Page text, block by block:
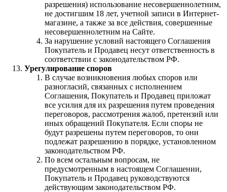
разрешения) использование несовершеннолетним,
не достигшим 18 лет, учетной записи в Интернет-
магазине, а также за все действия, совершенные
несовершеннолетним на Сайте.
За нарушение условий настоящего Соглашения
Покупатель и Продавец несут ответственность в
соответствии с законодательством РФ.
Урегулирование споров
В случае возникновения любых споров или
разногласий, связанных с исполнением
Соглашения, Покупатель и Продавец приложат
все усилия для их разрешения путем проведения
переговоров, рассмотрения жалоб, претензий или
иных обращений Покупателя. Если споры не
будут разрешены путем переговоров, то они
подлежат разрешению в порядке, установленном
законодательством РФ.
По всем остальным вопросам, не
предусмотренным в настоящем Соглашении,
Покупатель и Продавец руководствуются
действующим законодательством РФ.